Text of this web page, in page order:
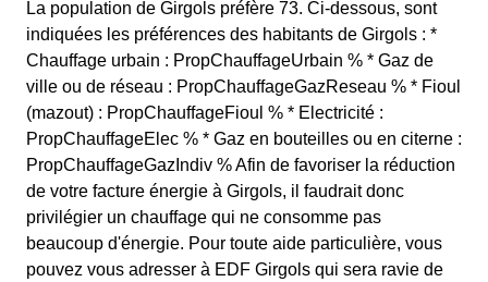
La population de Girgols préfère 73. Ci-dessous, sont
indiquées les préférences des habitants de Girgols : *
Chauffage urbain : PropChauffageUrbain % * Gaz de
ville ou de réseau : PropChauffageGazReseau % * Fioul
(mazout) : PropChauffageFioul % * Electricité :
PropChauffageElec % * Gaz en bouteilles ou en citerne :
PropChauffageGazIndiv % Afin de favoriser la réduction
de votre facture énergie à Girgols, il faudrait donc
privilégier un chauffage qui ne consomme pas
beaucoup d'énergie. Pour toute aide particulière, vous
pouvez vous adresser à EDF Girgols qui sera ravie de